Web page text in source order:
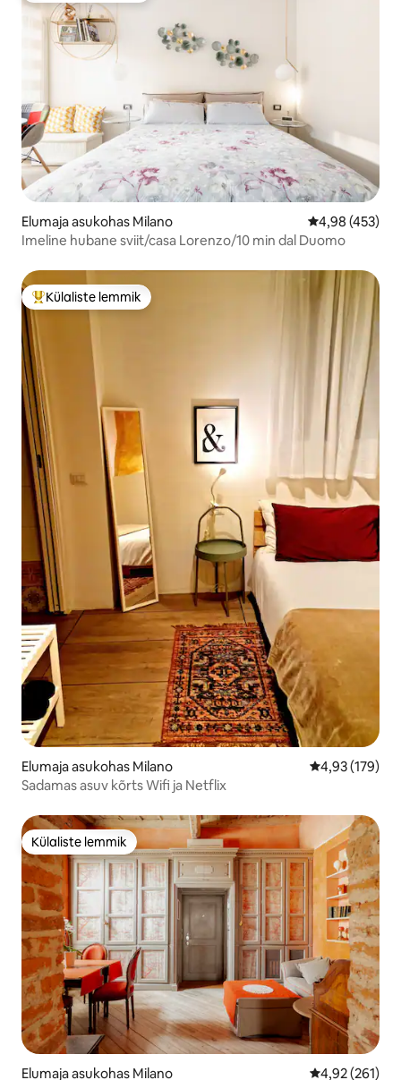
Elumaja asukohas Milano Keskmine
4,98 (453)
Imeline hubane sviit/casa Lorenzo/10 min dal Duomo
Külaliste suur lemmik
Külaliste lemmik
Elumaja asukohas Milano Keskmine
4,93 (179)
Sadamas asuv kõrts Wifi ja Netflix
Külaliste lemmik
Külaliste lemmik
Elumaja asukohas Milano Keskmine
4,92 (261)